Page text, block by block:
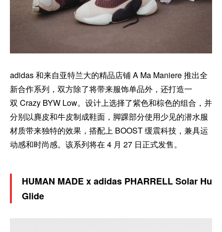
adidas 和来自亚特兰大的精品店铺 A Ma Maniere 推出全
新合作系列，双方除了将带来服饰单品外，还打造一
双 Crazy BYW Low。设计上选择了紫色和棕色的组合，并
分别以麂皮和牛皮制成鞋面，脚踝部分使用少见的潜水服
材质带来独特的效果，搭配上 BOOST 缓震科技，兼具运
动感和时尚感。该系列将在 4 月 27 日正式发售。
HUMAN MADE x adidas PHARRELL Solar Hu
Glide